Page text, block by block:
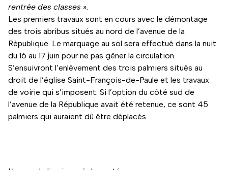
rentrée des classes ».
Les premiers travaux sont en cours avec le démontage
des trois abribus situés au nord de l’avenue de la
République. Le marquage au sol sera effectué dans la nuit
du 16 au 17 juin pour ne pas gêner la circulation.
S’ensuivront l’enlèvement des trois palmiers situés au
droit de l’église Saint-François-de-Paule et les travaux
de voirie qui s’imposent. Si l’option du côté sud de
l’avenue de la République avait été retenue, ce sont 45
palmiers qui auraient dû être déplacés.